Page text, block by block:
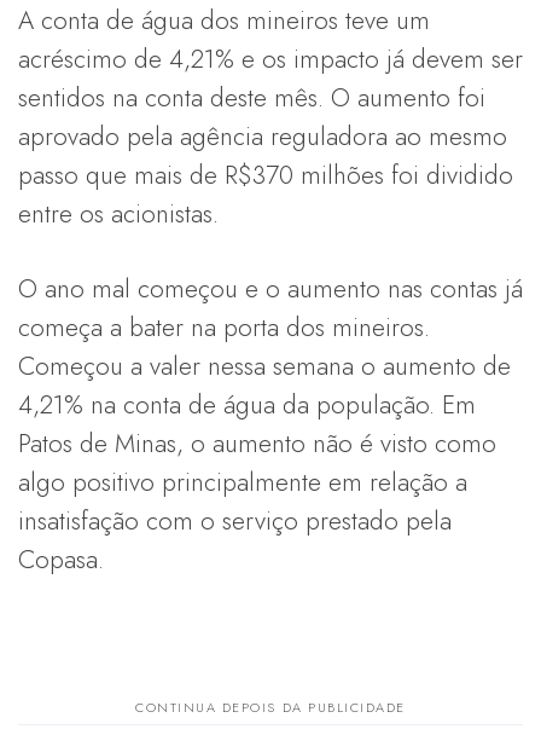
A conta de água dos mineiros teve um
acréscimo de 4,21% e os impacto já devem ser
sentidos na conta deste mês. O aumento foi
aprovado pela agência reguladora ao mesmo
passo que mais de R$370 milhões foi dividido
entre os acionistas.
O ano mal começou e o aumento nas contas já
começa a bater na porta dos mineiros.
Começou a valer nessa semana o aumento de
4,21% na conta de água da população. Em
Patos de Minas, o aumento não é visto como
algo positivo principalmente em relação a
insatisfação com o serviço prestado pela
Copasa.